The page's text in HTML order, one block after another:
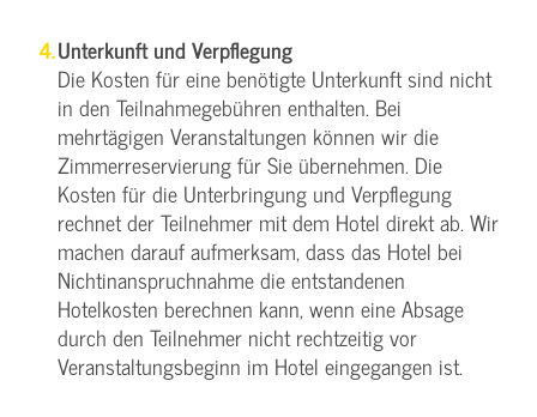
Unterkunft und Verpflegung
Die Kosten für eine benötigte Unterkunft sind nicht
in den Teilnahmegebühren enthalten. Bei
mehrtägigen Veranstaltungen können wir die
Zimmerreservierung für Sie übernehmen. Die
Kosten für die Unterbringung und Verpflegung
rechnet der Teilnehmer mit dem Hotel direkt ab. Wir
machen darauf aufmerksam, dass das Hotel bei
Nichtinanspruchnahme die entstandenen
Hotelkosten berechnen kann, wenn eine Absage
durch den Teilnehmer nicht rechtzeitig vor
Veranstaltungsbeginn im Hotel eingegangen ist.